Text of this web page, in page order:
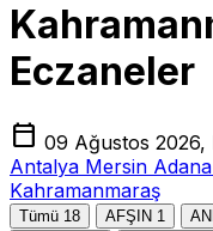
Eczaneler
calendar_today 09 Ağustos 2026,
Antalya Mersin Adana
Kahramanmaraş
Tümü 18 AFŞIN 1